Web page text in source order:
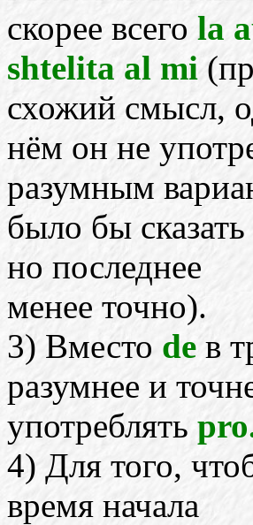
скорее всего la
shtelita al mi
схожий смысл,
нём он не
разумным
было бы сказать
но последнее
менее точно).
3) Вместо de в
разумнее и
употреблять
4) Для того,
время начала